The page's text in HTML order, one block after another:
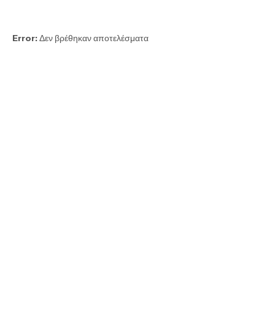
Error:Δεν βρέθηκαν αποτελέσματα